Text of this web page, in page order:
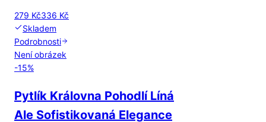
279 Kč336 Kč
Skladem
Podrobnosti
Není obrázek
-15%
Pytlík Královna Pohodlí Líná
Ale Sofistikovaná Elegance